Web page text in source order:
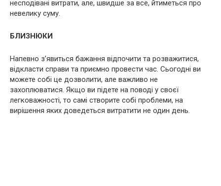
несподівані витрати, але, швидше за все, йтиметься про
невелику суму.
БЛИЗНЮКИ
Напевно з’явиться бажання відпочити та розважитися,
відкласти справи та приємно провести час. Сьогодні ви
можете собі це дозволити, але важливо не
захоплюватися. Якщо ви підете на поводі у своєї
легковажності, то самі створите собі проблеми, на
вирішення яких доведеться витратити не один день.